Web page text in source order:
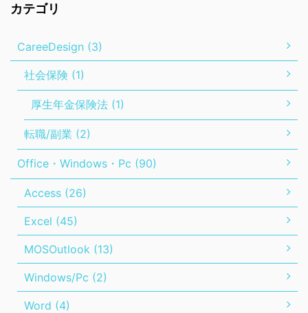
カテゴリ
CareeDesign (3)
社会保険 (1)
厚生年金保険法 (1)
転職/副業 (2)
Office・Windows・Pc (90)
Access (26)
Excel (45)
MOSOutlook (13)
Windows/Pc (2)
Word (4)